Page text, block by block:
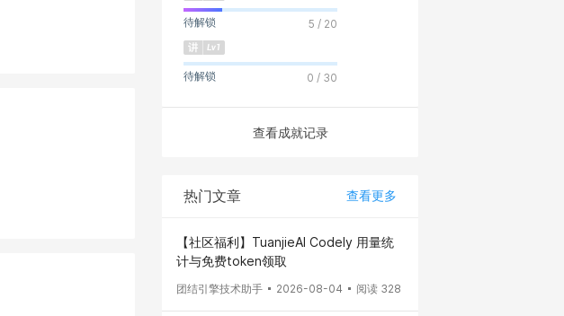
待解锁 5 / 20
待解锁 0 / 30
查看成就记录
热门文章 查看更多
【社区福利】TuanjieAI Codely 用量统
计与免费token领取
团结引擎技术助手 2026-08-04 阅读 328